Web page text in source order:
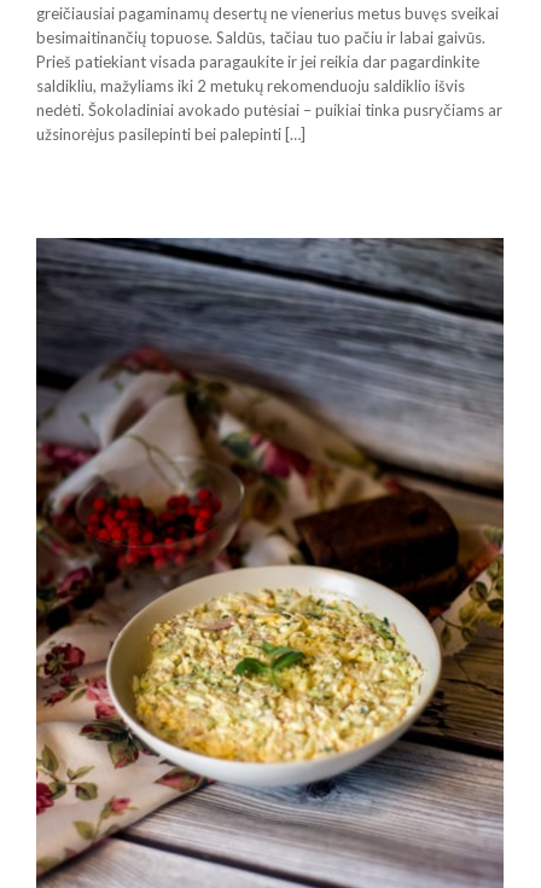
greičiausiai pagaminamų desertų ne vienerius metus buvęs sveikai
besimaitinančių topuose. Saldūs, tačiau tuo pačiu ir labai gaivūs.
Prieš patiekiant visada paragaukite ir jei reikia dar pagardinkite
saldikliu, mažyliams iki 2 metukų rekomenduoju saldiklio išvis
nedėti. Šokoladiniai avokado putėsiai – puikiai tinka pusryčiams ar
užsinorėjus pasilepinti bei palepinti […]